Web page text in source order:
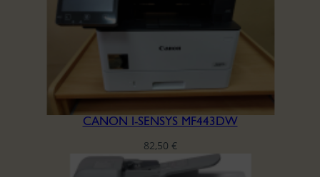
CANON I-SENSYS MF443DW
82,50 €